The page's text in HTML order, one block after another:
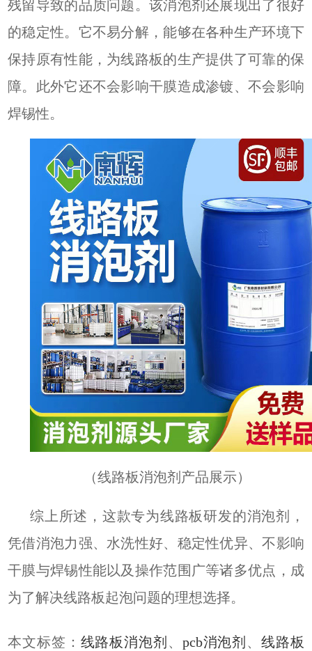
残留导致的品质问题。该消泡剂还展现出了很好
的稳定性。它不易分解，能够在各种生产环境下
保持原有性能，为线路板的生产提供了可靠的保
障。此外它还不会影响干膜造成渗镀、不会影响
焊锡性。
（线路板消泡剂产品展示）
综上所述，这款专为线路板研发的消泡剂，
凭借消泡力强、水洗性好、稳定性优异、不影响
干膜与焊锡性能以及操作范围广等诸多优点，成
为了解决线路板起泡问题的理想选择。
本文标签： 线路板消泡剂 、 pcb消泡剂 、线路板